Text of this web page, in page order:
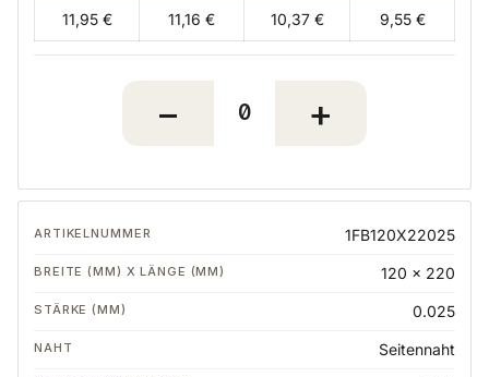
11,95 € 11,16 € 10,37 € 9,55 €
1FB120X22025
120 x 220
0.025
Seitennaht